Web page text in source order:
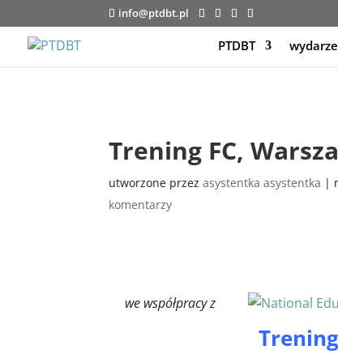
info@ptdbt.pl
PTDBT
Trening FC,
utworzone przezasystentka asystentka |
komentarzy
we współpracy z